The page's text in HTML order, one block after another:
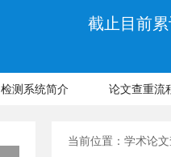
截止目前
检测系统简介 论文查重流
当前位置： 学术论